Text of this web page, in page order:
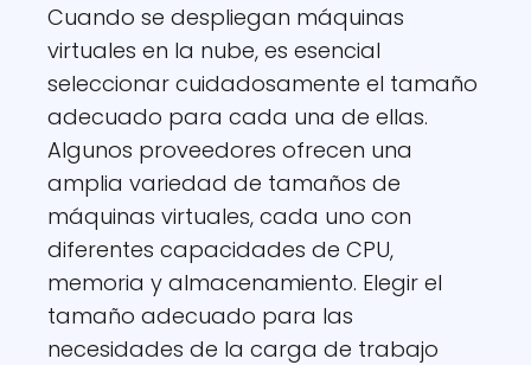
Cuando se despliegan máquinas
virtuales en la nube, es esencial
seleccionar cuidadosamente el tamaño
adecuado para cada una de ellas.
Algunos proveedores ofrecen una
amplia variedad de tamaños de
máquinas virtuales, cada uno con
diferentes capacidades de CPU,
memoria y almacenamiento. Elegir el
tamaño adecuado para las
necesidades de la carga de trabajo